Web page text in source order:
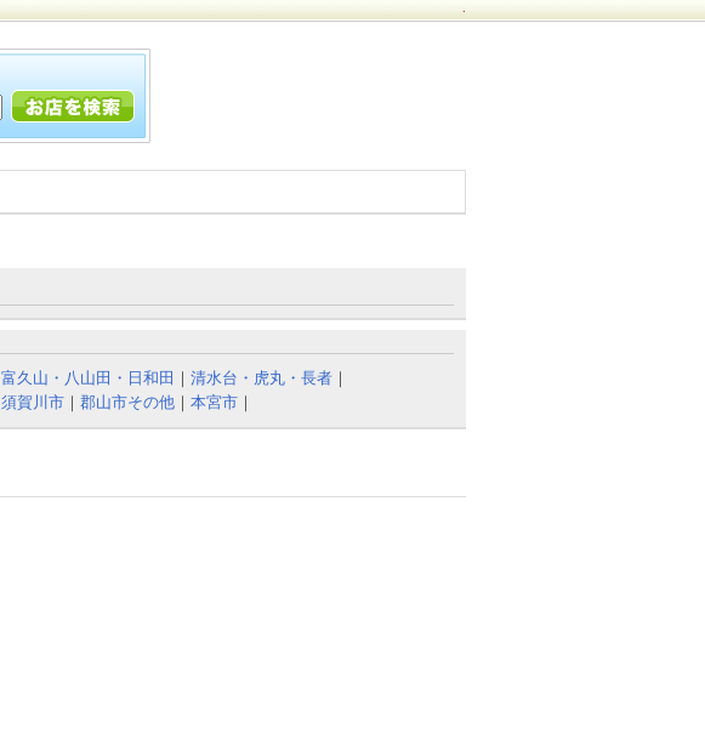
富久山・八山田・日和田 ｜ 清水台・虎丸・長者 ｜
須賀川市 ｜ 郡山市その他 ｜ 本宮市 ｜